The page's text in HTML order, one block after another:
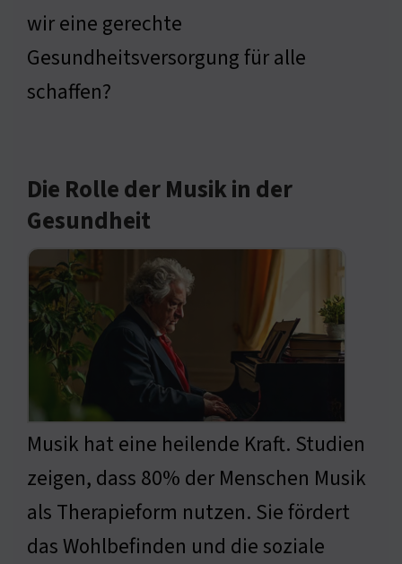
wir eine gerechte
Gesundheitsversorgung für alle
schaffen?
Die Rolle der Musik in der
Gesundheit
Musik hat eine heilende Kraft. Studien
zeigen, dass 80% der Menschen Musik
als Therapieform nutzen. Sie fördert
das Wohlbefinden und die soziale